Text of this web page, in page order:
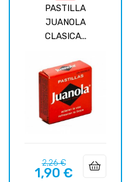
PASTILLA
JUANOLA
CLASICA...
Precio
regular
2,26 €Precio
1,90 €